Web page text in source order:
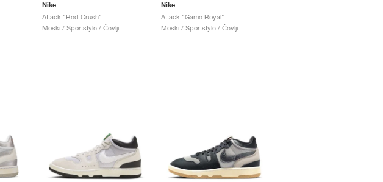
Nike
Attack "Red Crush"
Moški / Sportstyle / Čevlji
Nike
Attack "Game Royal"
Moški / Sportstyle / Čevlji